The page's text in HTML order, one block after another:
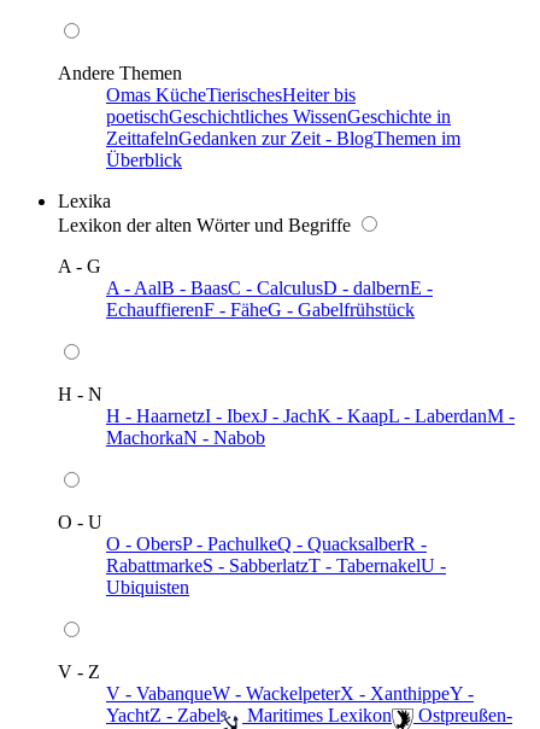
Andere Themen
Omas KücheTierischesHeiter bis
poetischGeschichtliches WissenGeschichte in
ZeittafelnGedanken zur Zeit - BlogThemen im
Überblick
Lexika
Lexikon der alten Wörter und Begriffe
A - G
A - AalB - BaasC - CalculusD - dalbernE -
EchauffierenF - FäheG - Gabelfrühstück
H - N
H - HaarnetzI - IbexJ - JachK - KaapL - LaberdanM -
MachorkaN - Nabob
O - U
O - ObersP - PachulkeQ - QuacksalberR -
RabattmarkeS - SabberlatzT - TabernakelU -
Ubiquisten
V - Z
V - VabanqueW - WackelpeterX - XanthippeY -
YachtZ - Zabel ️ Maritimes Lexikon
️ Ostpreußen-